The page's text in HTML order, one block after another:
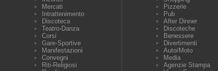
Mercati
Intrattenimento
Discoteca
Teatro-Danza
Corsi
Gare-Sportive
Manifestazioni
Convegni
Riti-Religiosi
Pizzerie
Pub
After Dinner
Discoteche
Benessere
Divertimenti
Auto/Moto
Media
Agenzie Stampa